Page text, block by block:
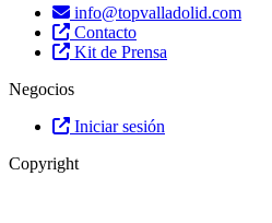
info@topvalladolid.com
Contacto
Kit de Prensa
Negocios
Iniciar sesión
Copyright